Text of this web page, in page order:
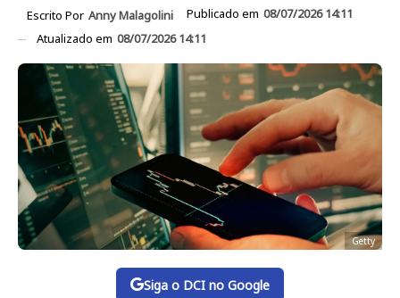
Escrito Por Anny Malagolini Publicado em 08/07/2026 14:11
Atualizado em 08/07/2026 14:11
Getty
Siga o DCI no Google